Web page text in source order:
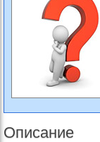
Описание